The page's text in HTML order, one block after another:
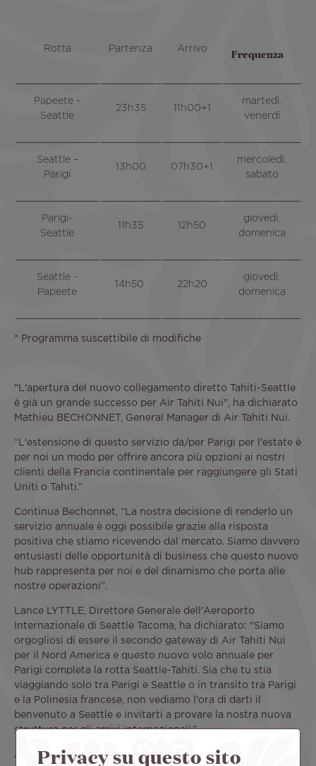
Rotta Partenza Arrivo Frequenza
Papeete -
Seattle
23h35 11h00+1
martedì,
venerdì
Seattle –
Parigi
13h00 07h30+1
mercoledì,
sabato
Parigi-
Seattle
11h35 12h50
giovedì,
domenica
Seattle -
Papeete
14h50 22h20
giovedì,
domenica
* Programma suscettibile di modifiche
"L'apertura del nuovo collegamento diretto Tahiti-Seattle
è già un grande successo per Air Tahiti Nui", ha dichiarato
Mathieu BECHONNET, General Manager di Air Tahiti Nui.
“L'estensione di questo servizio da/per Parigi per l'estate è
per noi un modo per offrire ancora più opzioni ai nostri
clienti della Francia continentale per raggiungere gli Stati
Uniti o Tahiti.”
Continua Bechonnet, “La nostra decisione di renderlo un
servizio annuale è oggi possibile grazie alla risposta
positiva che stiamo ricevendo dal mercato. Siamo davvero
entusiasti delle opportunità di business che questo nuovo
hub rappresenta per noi e del dinamismo che porta alle
nostre operazioni”.
Lance LYTTLE, Direttore Generale dell'Aeroporto
Internazionale di Seattle Tacoma, ha dichiarato: "Siamo
orgogliosi di essere il secondo gateway di Air Tahiti Nui
per il Nord America e questo nuovo volo annuale per
Parigi completa la rotta Seattle-Tahiti. Sia che tu stia
viaggiando solo tra Parigi e Seattle o in transito tra Parigi
e la Polinesia francese, non vediamo l'ora di darti il
benvenuto a Seattle e invitarti a provare la nostra nuova
struttura per gli arrivi internazionali.”
A proposito di Air Tahiti Nui
Privacy su questo sito